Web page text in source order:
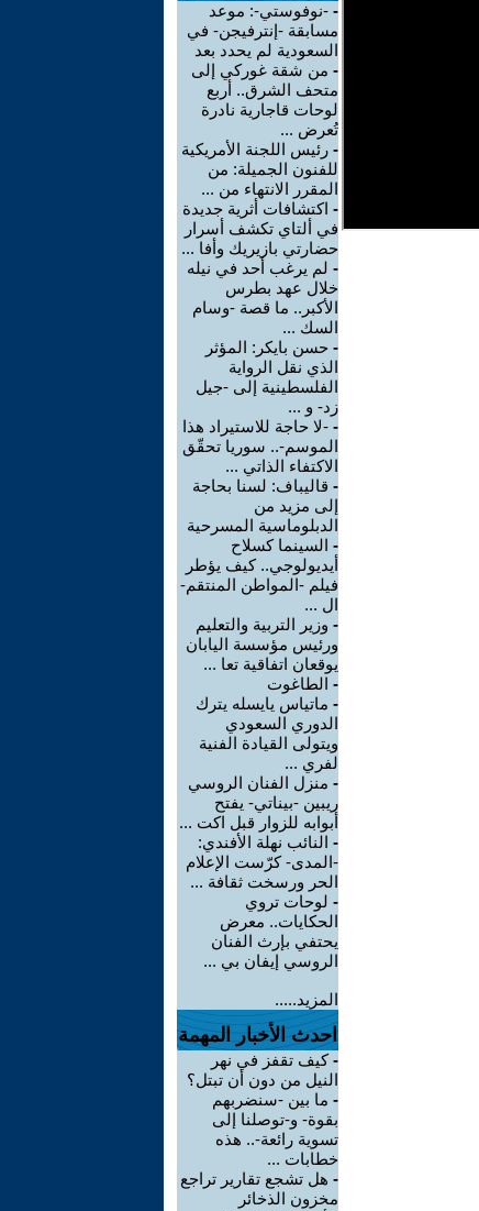
- -نوفوستي-: موعد
مسابقة -إنترفيجن- في
السعودية لم يحدد بعد
- من شقة غوركي إلى
متحف الشرق.. أربع
لوحات قاجارية نادرة
تُعرض ...
- رئيس اللجنة الأمريكية
للفنون الجميلة: من
المقرر الانتهاء من ...
- اكتشافات أثرية جديدة
في ألتاي تكشف أسرار
حضارتي بازيريك وأفا ...
- لم يرغب أحد في نيله
خلال عهد بطرس
الأكبر.. ما قصة -وسام
السك ...
- حسن بايكر: المؤثر
الذي نقل الرواية
الفلسطينية إلى -جيل
زد- و ...
- -لا حاجة للاستيراد هذا
الموسم-.. سوريا تحقّق
الاكتفاء الذاتي ...
- قاليباف: لسنا بحاجة
إلى مزيد من
الدبلوماسية المسرحية
- السينما كسلاح
أيديولوجي.. كيف يؤطر
فيلم -المواطن المنتقم-
ال ...
- وزير التربية والتعليم
ورئيس مؤسسة اليابان
يوقعان اتفاقية تعا ...
- الطاغوت
- ماتياس يايسله يترك
الدوري السعودي
ويتولى القيادة الفنية
لفري ...
- منزل الفنان الروسي
ريبين -بيناتي- يفتح
أبوابه للزوار قبل اكت ...
- النائب نهلة الأفندي:
-المدى- كرّست الإعلام
الحر ورسخت ثقافة ...
- لوحات تروي
الحكايات.. معرض
يحتفي بإرث الفنان
الروسي إيفان بي ...
المزيد.....
احدث الأخبار المهمة
-كيف تقفز في نهر
النيل من دون أن تبتل؟
- ما بين -سنضربهم
بقوة- و-توصلنا إلى
تسوية رائعة-.. هذه
خطابات ...
- هل تشجع تقارير تراجع
مخزون الذخائر